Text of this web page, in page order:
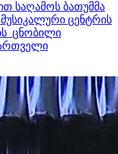
საღამოს ბათუმმა
ცენტრის
ცნობილი